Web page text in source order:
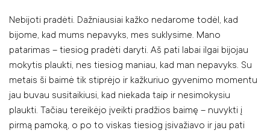
Nebijoti pradėti. Dažniausiai kažko nedarome todėl, kad
bijome, kad mums nepavyks, mes suklysime. Mano
patarimas – tiesiog pradėti daryti. Aš pati labai ilgai bijojau
mokytis plaukti, nes tiesiog maniau, kad man nepavyks. Su
metais ši baimė tik stiprėjo ir kažkuriuo gyvenimo momentu
jau buvau susitaikiusi, kad niekada taip ir nesimokysiu
plaukti. Tačiau tereikėjo įveikti pradžios baimę – nuvykti į
pirmą pamoką, o po to viskas tiesiog įsivažiavo ir jau pati